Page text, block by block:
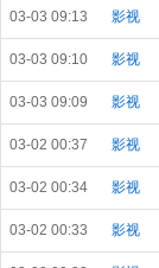
03-03 09:13 影视
03-03 09:10 影视
03-03 09:09 影视
03-02 00:37 影视
03-02 00:34 影视
03-02 00:33 影视